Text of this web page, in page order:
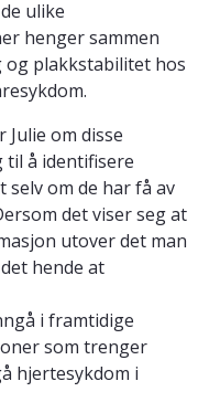
ulike
henger sammen
og plakkstabilitet hos
om disse
til å identifisere
om de har få av
det viser seg at
utover det man
hende at
i framtidige
som trenger
hjertesykdom i